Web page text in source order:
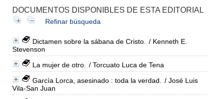
DOCUMENTOS DISPONIBLES DE ESTA EDITORIAL
Refinar búsqueda
Dictamen sobre la sábana de Cristo.
/ Kenneth E.
Stevenson
La mujer de otro.
/ Torcuato Luca de Tena
García Lorca, asesinado : toda la verdad.
/ José Luis
Vila-San Juan